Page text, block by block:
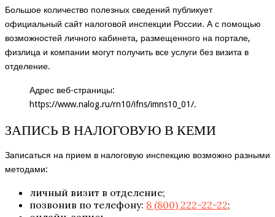
Большое количество полезных сведений публикует
официальный сайт налоговой инспекции России. А с помощью
возможностей личного кабинета, размещенного на портале,
физлица и компании могут получить все услуги без визита в
отделение.
Адрес веб-страницы:
https://www.nalog.ru/rn10/ifns/imns10_01/.
ЗАПИСЬ В НАЛОГОВУЮ В КЕМИ
Записаться на прием в налоговую инспекцию возможно разными
методами:
личный визит в отделение;
позвонив по телефону: 8 (800) 222-22-22;